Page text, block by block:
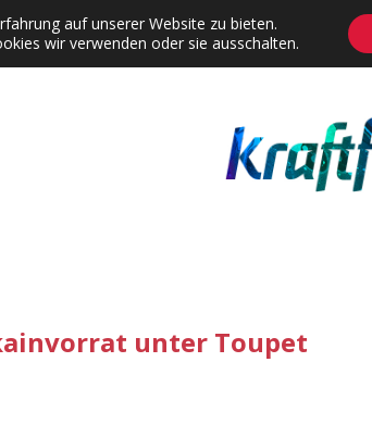
Contact Adventskalender Dropdown-Menü öffnen
unter Toupet
auf unserer Website zu bieten.
wir verwenden oder sie ausschalten.